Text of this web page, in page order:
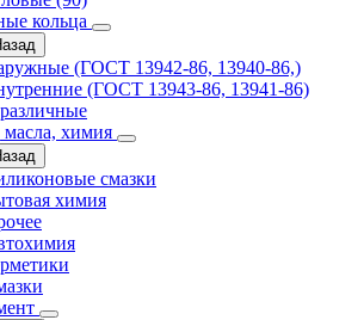
кольца
(ГОСТ 13942-86, 13940-86,)
(ГОСТ 13943-86, 13941-86)
химия
смазки
химия